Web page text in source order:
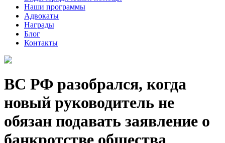
Наши программы
Адвокаты
Награды
Блог
Контакты
ВС РФ разобрался, когда
новый руководитель не
обязан подавать заявление о